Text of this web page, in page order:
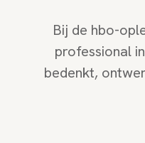
Bij de hbo-
professional
bedenkt,